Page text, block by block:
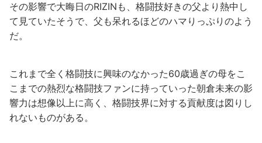
その影響で大晦日のRIZINも、格闘技好きの父より熱中し
て見ていたそうで、父も呆れるほどのハマりっぷりのよう
だ。
これまで全く格闘技に興味のなかった60歳過ぎの母をこ
こまでの熱烈な格闘技ファンに持っていった朝倉未来の影
響力は想像以上に高く、格闘技界に対する貢献度は図りし
れないものがある。